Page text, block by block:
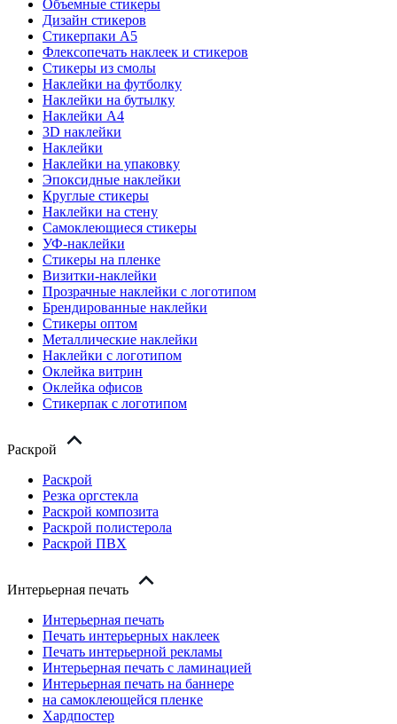
Объемные стикеры
Дизайн стикеров
Стикерпаки А5
Флексопечать наклеек и стикеров
Стикеры из смолы
Наклейки на футболку
Наклейки на бутылку
Наклейки А4
3D наклейки
Наклейки
Наклейки на упаковку
Эпоксидные наклейки
Круглые стикеры
Наклейки на стену
Самоклеющиеся стикеры
УФ-наклейки
Стикеры на пленке
Визитки-наклейки
Прозрачные наклейки с логотипом
Брендированные наклейки
Стикеры оптом
Металлические наклейки
Наклейки с логотипом
Оклейка витрин
Оклейка офисов
Стикерпак с логотипом
Раскрой
Раскрой
Резка оргстекла
Раскрой композита
Раскрой полистерола
Раскрой ПВХ
Интерьерная печать
Интерьерная печать
Печать интерьерных наклеек
Печать интерьерной рекламы
Интерьерная печать с ламинацией
Интерьерная печать на баннере
на самоклеющейся пленке
Хардпостер